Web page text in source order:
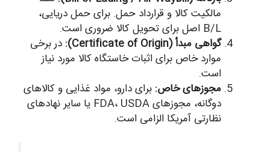
مالکیت کالا و قرارداد حمل. برای حمل دریایی،
B/L اصل برای تحویل کالا ضروری است.
گواهی مبدأ (Certificate of Origin):
در برخی
موارد خاص برای اثبات خاستگاه کالا مورد نیاز
است.
مجوزهای خاص: برای دارو، مواد غذایی و کالاهای
دوگانه، مجوزهای FDA، USDA یا سایر نهادهای
نظارتی آمریکا الزامی است.